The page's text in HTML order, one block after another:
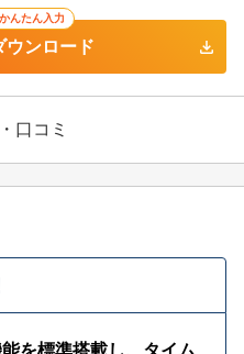
んたん入力
ウンロード
口コミ
を標準搭載し、タイム